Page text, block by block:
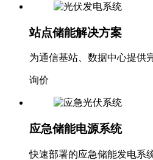
站点储能解决方案
为通信基站、数据中心提供
询价
应急储能电源系统
快速部署的应急储能发电系